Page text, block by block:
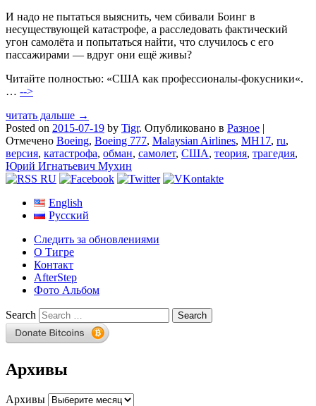
И надо не пытаться выяснить, чем сбивали Боинг в
несуществующей катастрофе, а расследовать фактический
угон самолёта и попытаться найти, что случилось с его
пассажирами — вдруг они ещё живы?
Читайте полностью: «США как профессионалы-фокусники«.
… -->
читать дальше →
Posted on 2015-07-19 by Tigr. Опубликовано в Разное |
Отмечено Boeing, Boeing 777, Malaysian Airlines, MH17, ru,
версия, катастрофа, обман, самолет, США, теория, трагедия,
Юрий Игнатьевич Мухин
English
Русский
Следить за обновлениями
О Тигре
Контакт
AfterStep
Фото Альбом
Search
Архивы
Архивы